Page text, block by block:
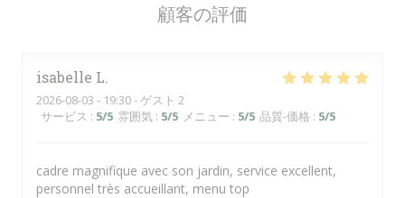
顧客の評価
isabelle L
2026-08-03 - 19:30 - ゲスト 2
サービス : 5/5 雰囲気 : 5/5 メニュー : 5/5 品質-価格 : 5/5
cadre magnifique avec son jardin, service excellent,
personnel très accueillant, menu top